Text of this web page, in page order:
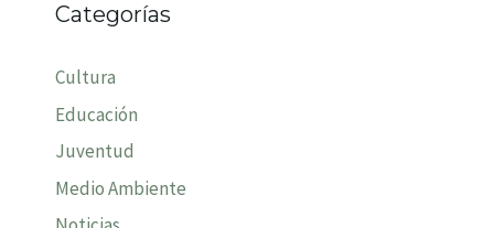
Categorías
Cultura
Educación
Juventud
Medio Ambiente